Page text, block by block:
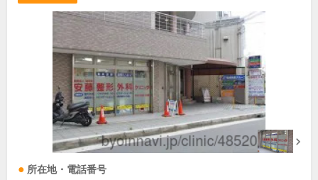
所在地・電話番号